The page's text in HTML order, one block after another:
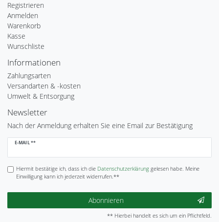
Registrieren
Anmelden
Warenkorb
Kasse
Wunschliste
Informationen
Zahlungsarten
Versandarten & -kosten
Umwelt & Entsorgung
Newsletter
Nach der Anmeldung erhalten Sie eine Email zur Bestätigung
E-MAIL **
Newsletter
Hiermit bestätige ich, dass ich die Daten­schutz­erklärunggelesen habe. Meine
Einwilligung kann ich jederzeit widerrufen.**
Abonnieren
** Hierbei handelt es sich um ein Pflichtfeld.